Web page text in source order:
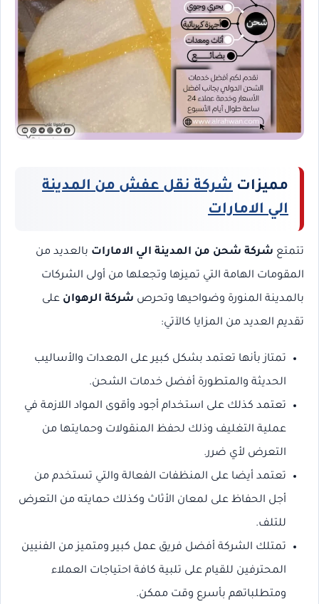
مميزات شركة نقل عفش من المدينة
الي الامارات
تتمتع شركة شحن من المدينة الي الامارات بالعديد من
المقومات الهامة التي تميزها وتجعلها من أولى الشركات
بالمدينة المنورة وضواحيها وتحرص شركة الرهوان على
تقديم العديد من المزايا كالآتي:
تمتاز بأنها تعتمد بشكل كبير على المعدات والأساليب
الحديثة والمتطورة أفضل خدمات الشحن.
تعتمد كذلك على استخدام أجود وأقوى المواد اللازمة في
عملية التغليف وذلك لحفظ المنقولات وحمايتها من
التعرض لأي ضرر.
تعتمد أيضا على المنظفات الفعالة والتي تستخدم من
أجل الحفاظ على لمعان الأثاث وكذلك حمايته من التعرض
للتلف.
تمتلك الشركة أفضل فريق عمل كبير ومتميز من الفنيين
المحترفين للقيام على تلبية كافة احتياجات العملاء
ومتطلباتهم بأسرع وقت ممكن.